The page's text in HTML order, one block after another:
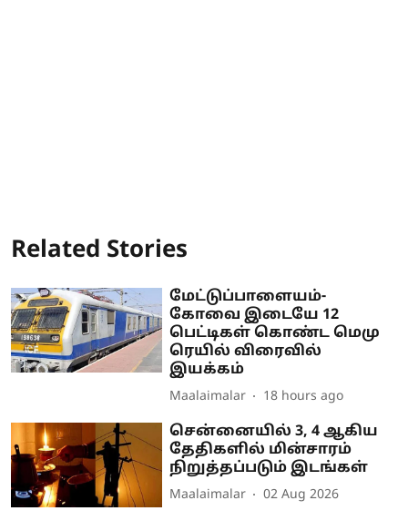
Related Stories
மேட்டுப்பாளையம்-
கோவை இடையே 12
பெட்டிகள் கொண்ட மெமு
ரெயில் விரைவில்
இயக்கம்
Maalaimalar 18 hours ago
சென்னையில் 3, 4 ஆகிய
தேதிகளில் மின்சாரம்
நிறுத்தப்படும் இடங்கள்
Maalaimalar 02 Aug 2026